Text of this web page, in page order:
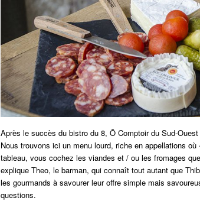
Après le succès du bistro du 8, Ô Comptoir du Sud-
Nous trouvons ici un menu lourd, riche en appellations
tableau, vous cochez les viandes et / ou les fromages
explique Theo, le barman, qui connaît tout autant que
les gourmands à savourer leur offre simple mais
questions.